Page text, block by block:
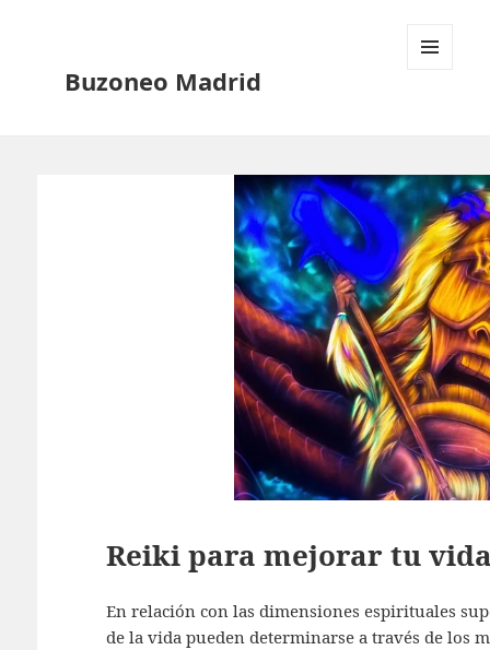
Buzoneo Madrid
Y
WIDGETS
Reiki para mejorar tu
En relación con las dimensiones espirituales
de la vida pueden determinarse a través de los